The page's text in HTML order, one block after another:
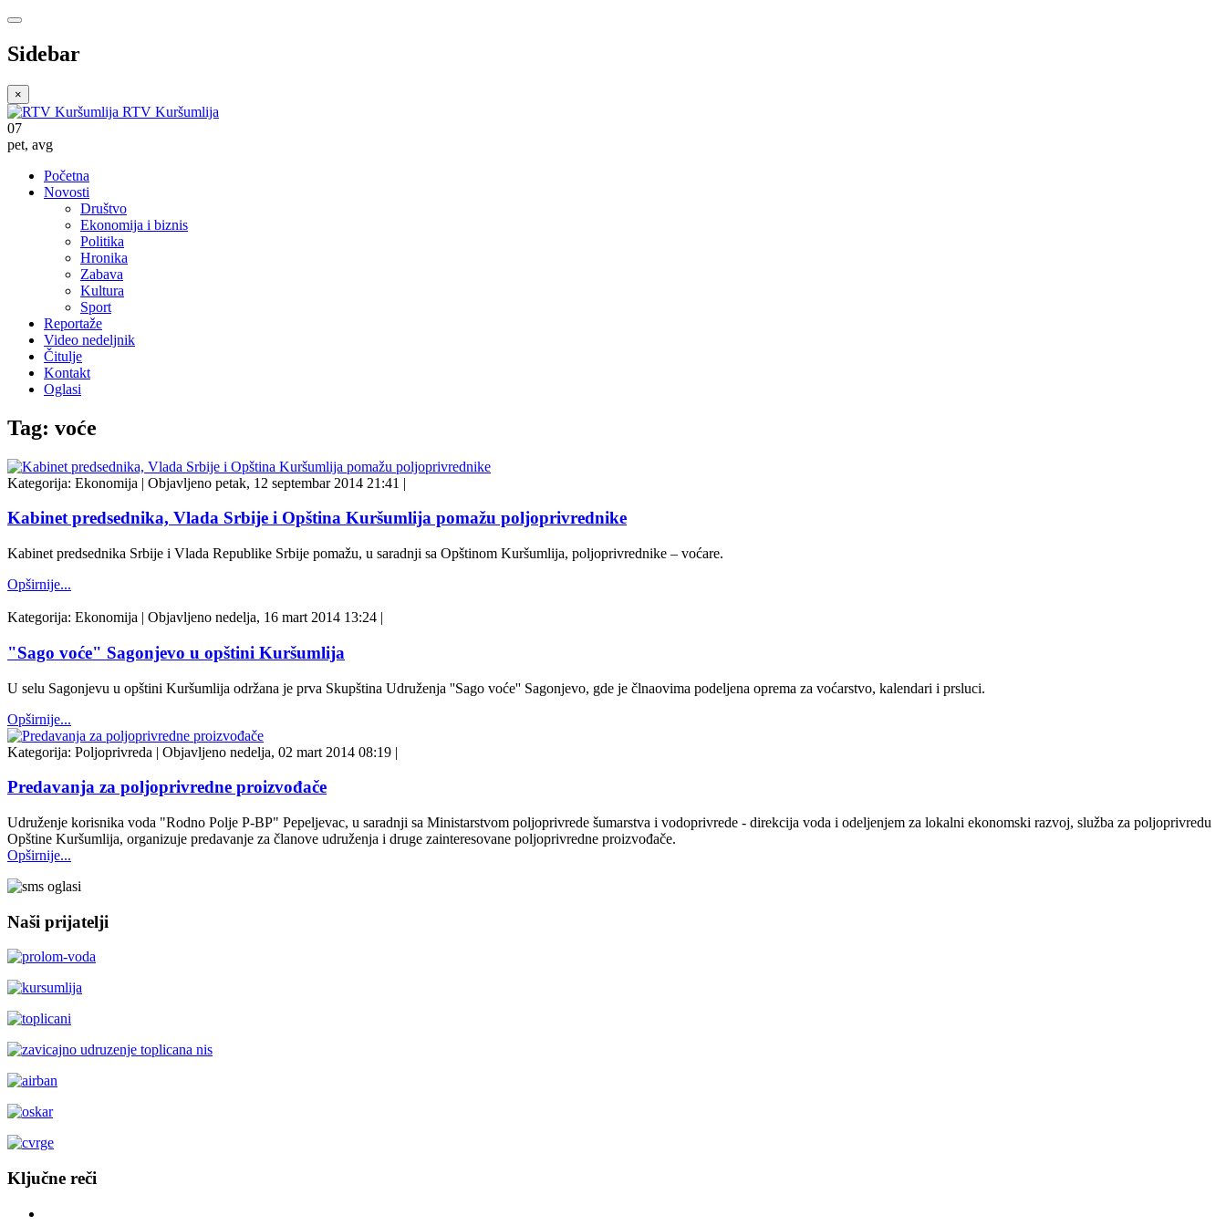
Sidebar
×
RTV Kuršumlija
07
pet, avg
Početna
Novosti
Društvo
Ekonomija i biznis
Politika
Hronika
Zabava
Kultura
Sport
Reportaže
Video nedeljnik
Čitulje
Kontakt
Oglasi
Tag: voće
Kategorija: Ekonomija | Objavljeno petak, 12 septembar 2014 21:41 |
Kabinet predsednika, Vlada Srbije i Opština Kuršumlija pomažu poljoprivrednike
Kabinet predsednika Srbije i Vlada Republike Srbije pomažu, u saradnji sa Opštinom Kuršumlija, poljoprivrednike – voćare.
Opširnije...
Kategorija: Ekonomija | Objavljeno nedelja, 16 mart 2014 13:24 |
"Sago voće" Sagonjevo u opštini Kuršumlija
U selu Sagonjevu u opštini Kuršumlija održana je prva Skupština Udruženja ''Sago voće'' Sagonjevo, gde je člnaovima podeljena oprema za voćarstvo, kalendari i prsluci.
Opširnije...
Kategorija: Poljoprivreda | Objavljeno nedelja, 02 mart 2014 08:19 |
Predavanja za poljoprivredne proizvođače
Udruženje korisnika voda "Rodno Polje P-BP" Pepeljevac, u saradnji sa Ministarstvom poljoprivrede šumarstva i vodoprivrede - direkcija voda i odeljenjem za lokalni ekonomski razvoj, služba za poljoprivredu
Opštine Kuršumlija, organizuje predavanje za članove udruženja i druge zainteresovane poljoprivredne proizvođače.
Opširnije...
Naši prijatelji
Ključne reči